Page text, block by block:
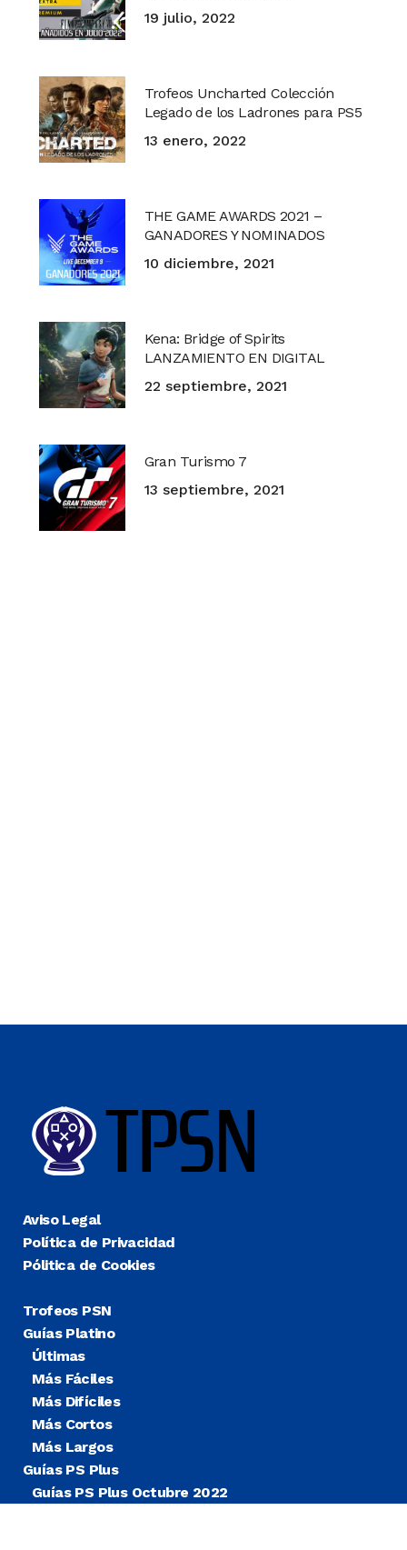
19 julio, 2022
Trofeos Uncharted Colección
Legado de los Ladrones para PS5
13 enero, 2022
THE GAME AWARDS 2021 –
GANADORES Y NOMINADOS
10 diciembre, 2021
Kena: Bridge of Spirits
LANZAMIENTO EN DIGITAL
22 septiembre, 2021
Gran Turismo 7
13 septiembre, 2021
Aviso Legal
Política de Privacidad
Pólitica de Cookies
Trofeos PSN
Guías Platino
Últimas
Más Fáciles
Más Difíciles
Más Cortos
Más Largos
Guías PS Plus
Guías PS Plus Octubre 2022